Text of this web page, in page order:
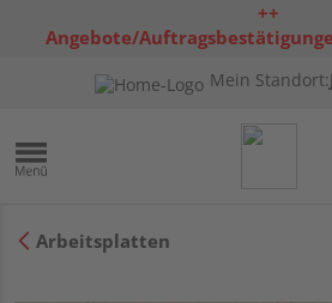
++
Angebote/
Mein Standort:
Arbeitsplatten